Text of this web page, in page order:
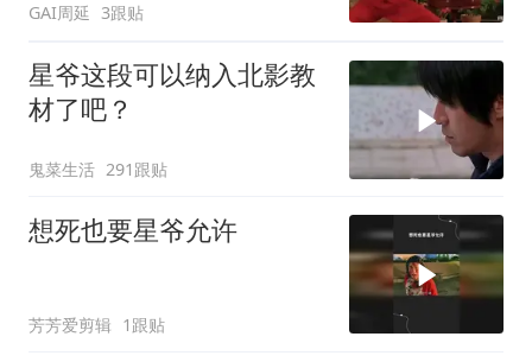
GAI周延 3跟贴
星爷这段可以纳入北影教
材了吧？
鬼菜生活 291跟贴
想死也要星爷允许
芳芳爱剪辑 1跟贴